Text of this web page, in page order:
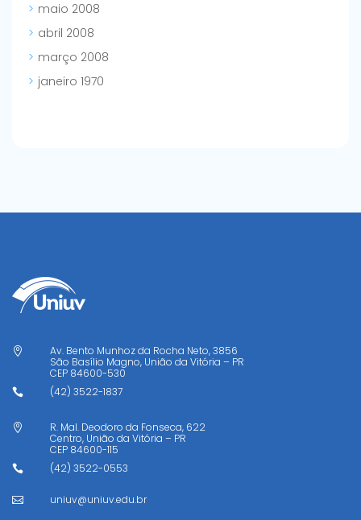
maio 2008
abril 2008
março 2008
janeiro 1970

Av. Bento Munhoz da Rocha Neto, 3856
São Basílio Magno, União da Vitória – PR
CEP 84600-530
 (42) 3522-1837

R. Mal. Deodoro da Fonseca, 622
Centro, União da Vitória – PR
CEP 84600-115
 (42) 3522-0553
 uniuv@uniuv.edu.br